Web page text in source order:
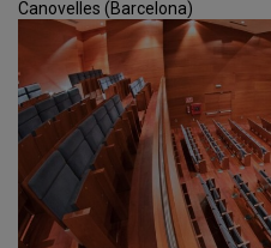
Canovelles (Barcelona)